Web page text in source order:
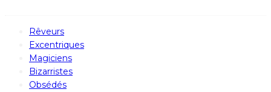
Rêveurs
Excentriques
Magiciens
Bizarristes
Obsédés